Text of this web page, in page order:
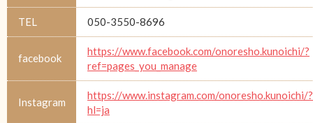
TEL 050-3550-8696
facebook
https://www.facebook.com/onoresho.kunoichi/?
ref=pages_you_manage
Instagram
https://www.instagram.com/onoresho.kunoichi/?
hl=ja